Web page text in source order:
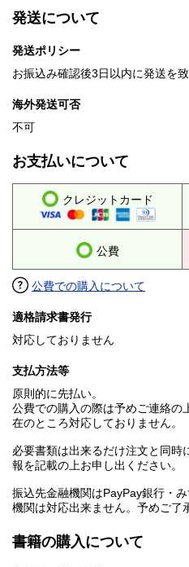
発送について
発送ポリシー
お振込み確認後3日以内に発送を致
海外発送可否
不可
お支払いについて
クレジットカード
公費
公費での購入について
適格請求書発行
対応しておりません
支払方法等
原則的に先払い。
公費での購入の際は予めご連絡の
在のところ対応しておりません。
必要書類は出来るだけ注文と同時
報を記載の上お申し出ください。
振込先金融機関はPayPay銀行・
機関は対応出来ません。予めご了
書籍の購入について